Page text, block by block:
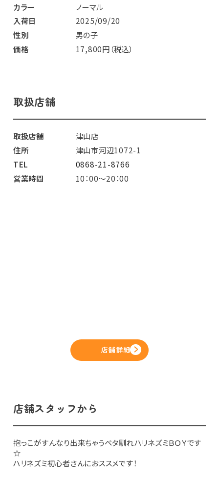
カラー
ノーマル
入荷日
2025/09/20
性別
男の子
価格
17,800円（税込）
取扱店舗
取扱店舗
津山店
住所
津山市河辺1072-1
TEL
0868-21-8766
営業時間
10：00～20：00
店舗詳細
店舗スタッフから
抱っこがすんなり出来ちゃうベタ馴れハリネズミＢＯＹです
☆
ハリネズミ初心者さんにおススメです！